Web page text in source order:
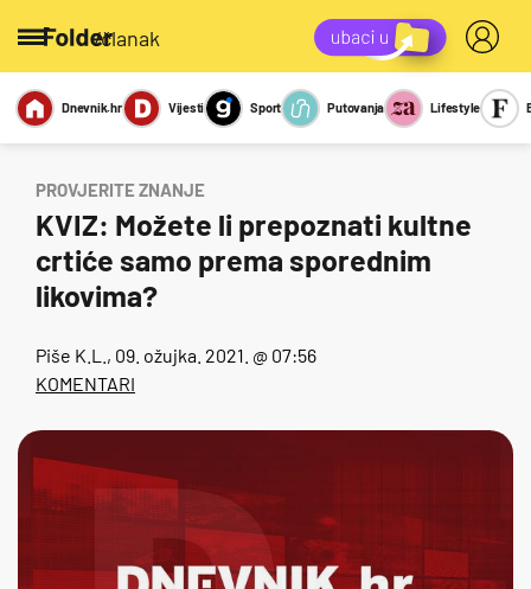
/članak
Miks Kviz
Report
Sexy
Dnevnik.hr Vijesti Sport Putovanja Lifestyle
PROVJERITE ZNANJE
KVIZ: Možete li prepoznati kultne
crtiće samo prema sporednim
likovima?
Piše K.L. , 09. ožujka. 2021. @ 07:56
KOMENTARI